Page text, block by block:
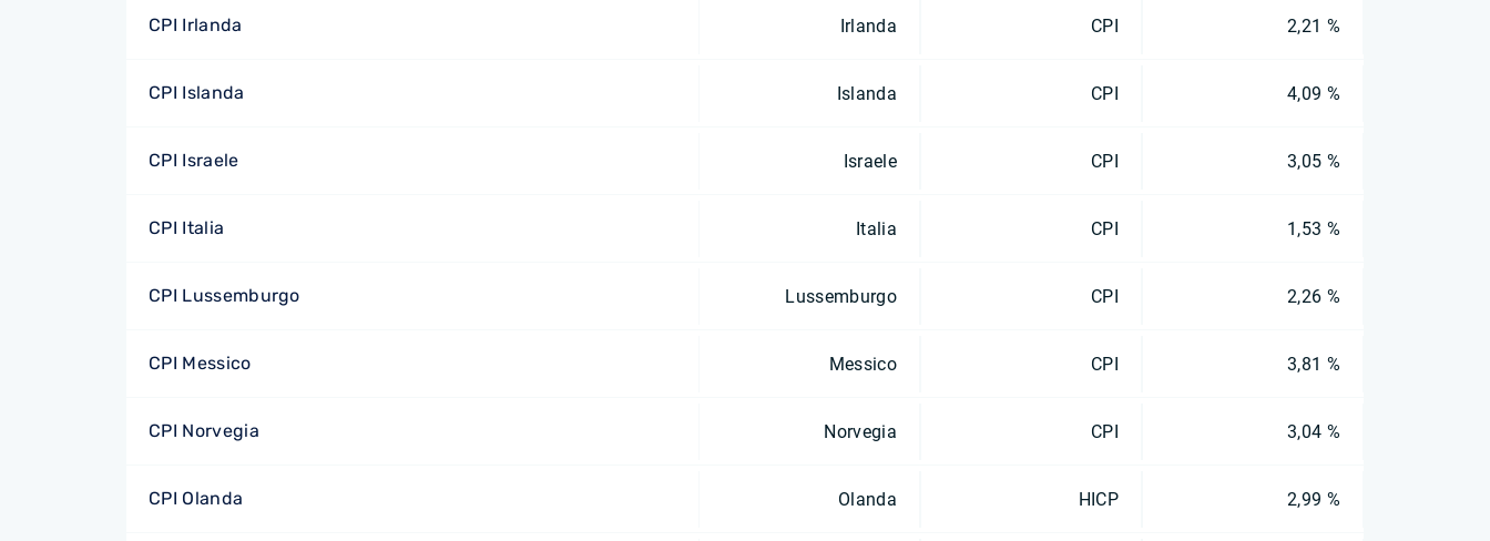
CPI Irlanda Irlanda CPI 2,21 %
CPI Islanda Islanda CPI 4,09 %
CPI Israele Israele CPI 3,05 %
CPI Italia Italia CPI 1,53 %
CPI Lussemburgo Lussemburgo CPI 2,26 %
CPI Messico Messico CPI 3,81 %
CPI Norvegia Norvegia CPI 3,04 %
CPI Olanda Olanda HICP 2,99 %